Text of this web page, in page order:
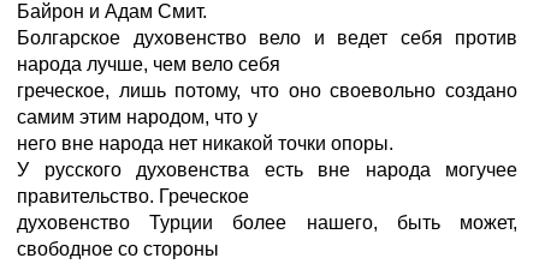
Байрон и Адам Смит.
Болгарское духовенство вело и ведет себя против
народа лучше, чем вело себя
греческое, лишь потому, что оно своевольно создано
самим этим народом, что у
него вне народа нет никакой точки опоры.
У русского духовенства есть вне народа могучее
правительство. Греческое
духовенство Турции более нашего, быть может,
свободное со стороны